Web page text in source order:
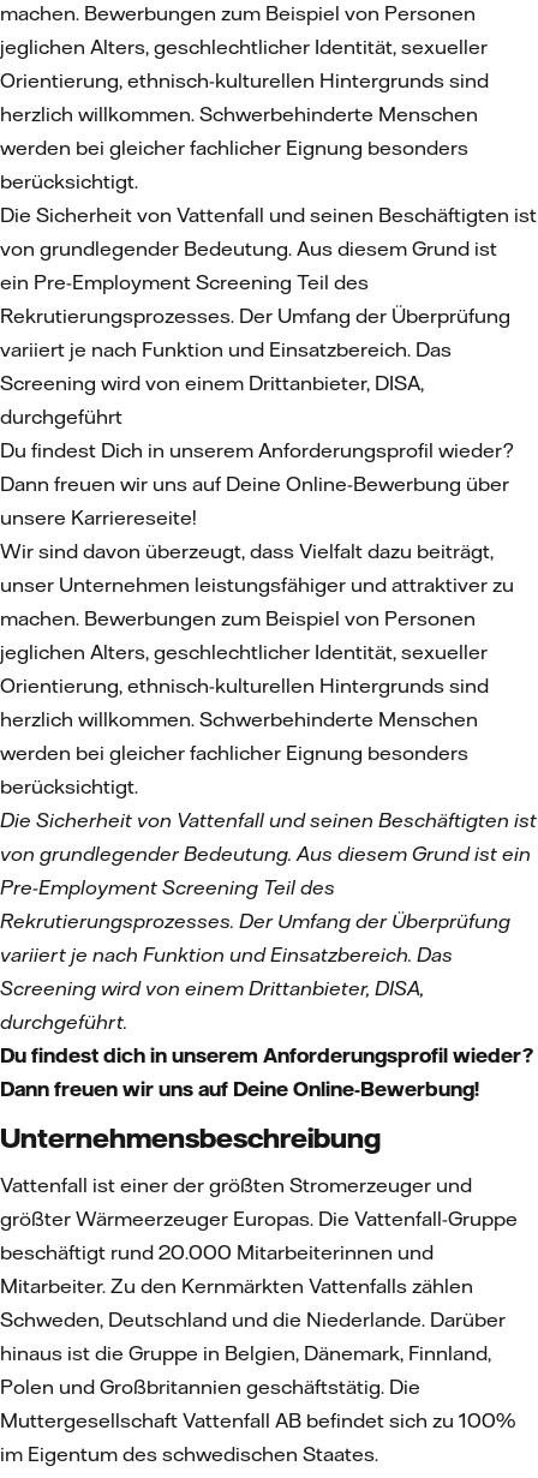
machen. Bewerbungen zum Beispiel von Personen
jeglichen Alters, geschlechtlicher Identität, sexueller
Orientierung, ethnisch-kulturellen Hintergrunds sind
herzlich willkommen. Schwerbehinderte Menschen
werden bei gleicher fachlicher Eignung besonders
berücksichtigt.
Die Sicherheit von Vattenfall und seinen Beschäftigten ist
von grundlegender Bedeutung. Aus diesem Grund ist
ein Pre-Employment Screening Teil des
Rekrutierungsprozesses. Der Umfang der Überprüfung
variiert je nach Funktion und Einsatzbereich. Das
Screening wird von einem Drittanbieter, DISA,
durchgeführt
Du findest Dich in unserem Anforderungsprofil wieder?
Dann freuen wir uns auf Deine Online-Bewerbung über
unsere Karriereseite!
Wir sind davon überzeugt, dass Vielfalt dazu beiträgt,
unser Unternehmen leistungsfähiger und attraktiver zu
machen. Bewerbungen zum Beispiel von Personen
jeglichen Alters, geschlechtlicher Identität, sexueller
Orientierung, ethnisch-kulturellen Hintergrunds sind
herzlich willkommen. Schwerbehinderte Menschen
werden bei gleicher fachlicher Eignung besonders
berücksichtigt.
Die Sicherheit von Vattenfall und seinen Beschäftigten ist
von grundlegender Bedeutung. Aus diesem Grund ist ein
Pre-Employment Screening Teil des
Rekrutierungsprozesses. Der Umfang der Überprüfung
variiert je nach Funktion und Einsatzbereich. Das
Screening wird von einem Drittanbieter, DISA,
durchgeführt.
Du findest dich in unserem Anforderungsprofil wieder?
Dann freuen wir uns auf Deine Online-Bewerbung!
Unternehmensbeschreibung
Vattenfall ist einer der größten Stromerzeuger und
größter Wärmeerzeuger Europas. Die Vattenfall-Gruppe
beschäftigt rund 20.000 Mitarbeiterinnen und
Mitarbeiter. Zu den Kernmärkten Vattenfalls zählen
Schweden, Deutschland und die Niederlande. Darüber
hinaus ist die Gruppe in Belgien, Dänemark, Finnland,
Polen und Großbritannien geschäftstätig. Die
Muttergesellschaft Vattenfall AB befindet sich zu 100%
im Eigentum des schwedischen Staates.